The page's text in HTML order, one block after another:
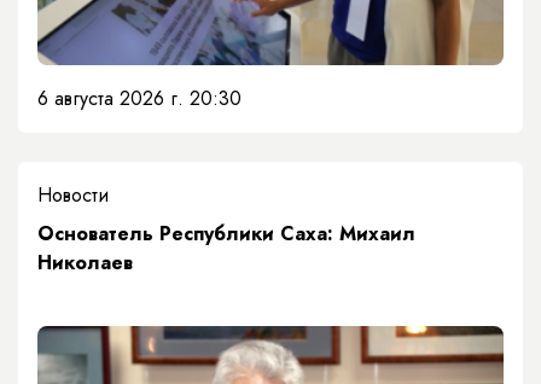
6 августа 2026 г. 20:30
Новости
Основатель Республики Саха: Михаил
Николаев